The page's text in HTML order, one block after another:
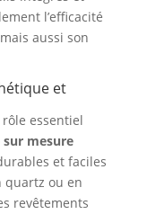
l’efficacité
mais aussi son
et
essentiel
sur mesure
et faciles
quartz ou en
revêtements